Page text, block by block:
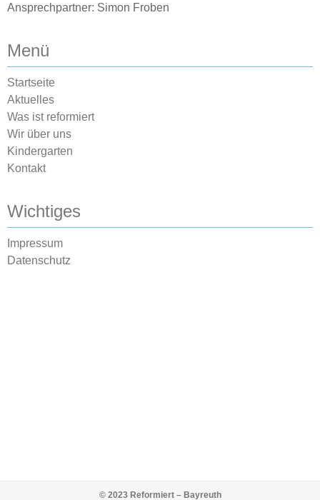
Ansprechpartner: Simon Froben
Menü
Startseite
Aktuelles
Was ist reformiert
Wir über uns
Kindergarten
Kontakt
Wichtiges
Impressum
Datenschutz
© 2023 Reformiert – Bayreuth